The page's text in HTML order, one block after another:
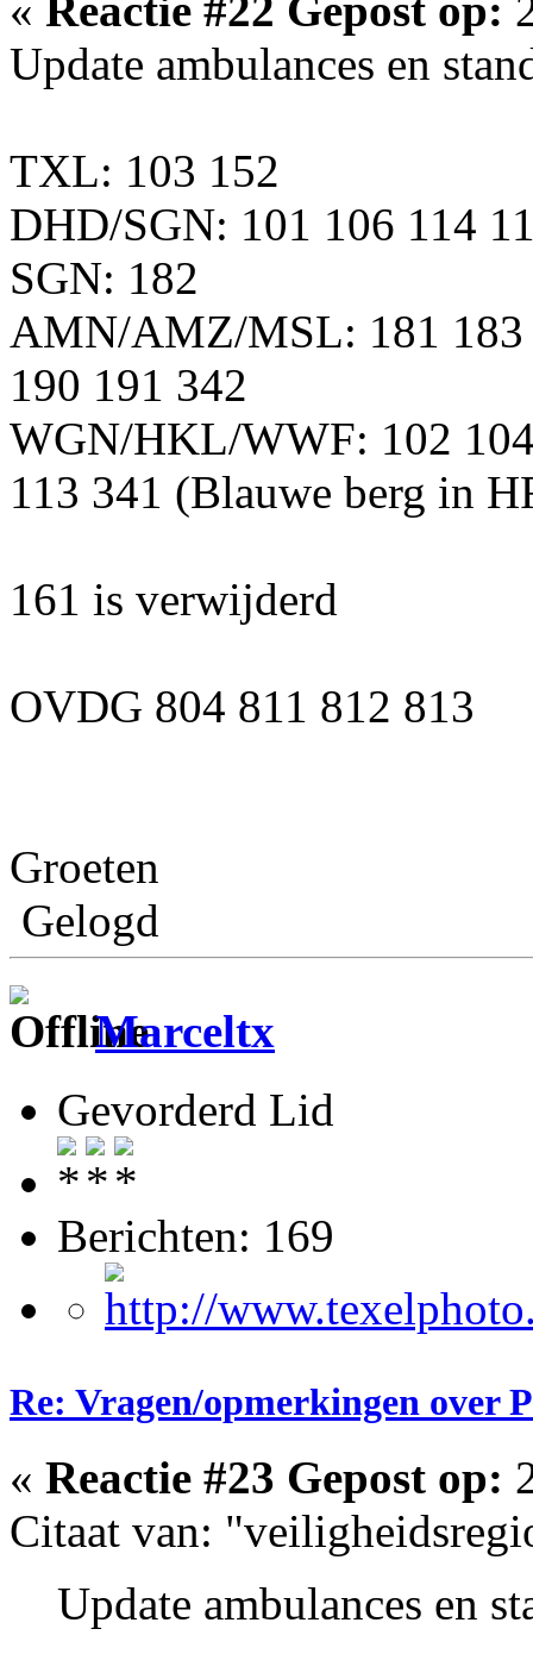
« Reactie #22 Gepost op:
Update ambulances en
TXL: 103 152
DHD/SGN: 101 106 114
SGN: 182
AMN/AMZ/MSL: 181 183
190 191 342
WGN/HKL/WWF: 102
113 341 (Blauwe berg in
161 is verwijderd
OVDG 804 811 812 813
Groeten
Gelogd
Marceltx
Gevorderd Lid
Berichten: 169
Re: Vragen/opmerkingen over
« Reactie #23 Gepost op:
Citaat van:
Update ambulances en